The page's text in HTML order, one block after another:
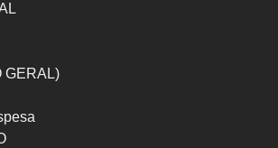
GERAL)